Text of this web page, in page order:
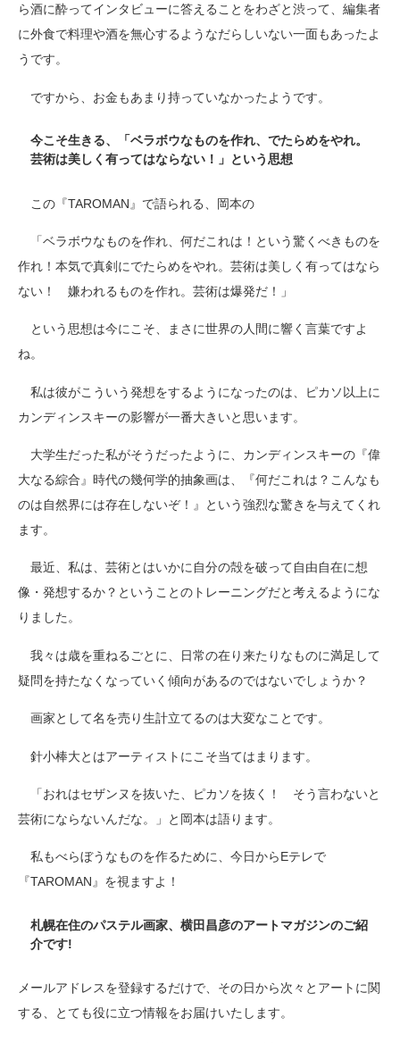
ら酒に酔ってインタビューに答えることをわざと渋って、編集者
に外食で料理や酒を無心するようなだらしいない一面もあったよ
うです。
ですから、お金もあまり持っていなかったようです。
今こそ生きる、「ベラボウなものを作れ、でたらめをやれ。
芸術は美しく有ってはならない！」という思想
この『TAROMAN』で語られる、岡本の
「ベラボウなものを作れ、何だこれは！という驚くべきものを
作れ！本気で真剣にでたらめをやれ。芸術は美しく有ってはなら
ない！ 嫌われるものを作れ。芸術は爆発だ！」
という思想は今にこそ、まさに世界の人間に響く言葉ですよ
ね。
私は彼がこういう発想をするようになったのは、ピカソ以上に
カンディンスキーの影響が一番大きいと思います。
大学生だった私がそうだったように、カンディンスキーの『偉
大なる綜合』時代の幾何学的抽象画は、『何だこれは？こんなも
のは自然界には存在しないぞ！』という強烈な驚きを与えてくれ
ます。
最近、私は、芸術とはいかに自分の殻を破って自由自在に想
像・発想するか？ということのトレーニングだと考えるようにな
りました。
我々は歳を重ねるごとに、日常の在り来たりなものに満足して
疑問を持たなくなっていく傾向があるのではないでしょうか？
画家として名を売り生計立てるのは大変なことです。
針小棒大とはアーティストにこそ当てはまります。
「おれはセザンヌを抜いた、ピカソを抜く！ そう言わないと
芸術にならないんだな。」と岡本は語ります。
私もべらぼうなものを作るために、今日からEテレで
『TAROMAN』を視ますよ！
札幌在住のパステル画家、横田昌彦のアートマガジンのご紹
介です!
メールアドレスを登録するだけで、その日から次々とアートに関
する、とても役に立つ情報をお届けいたします。